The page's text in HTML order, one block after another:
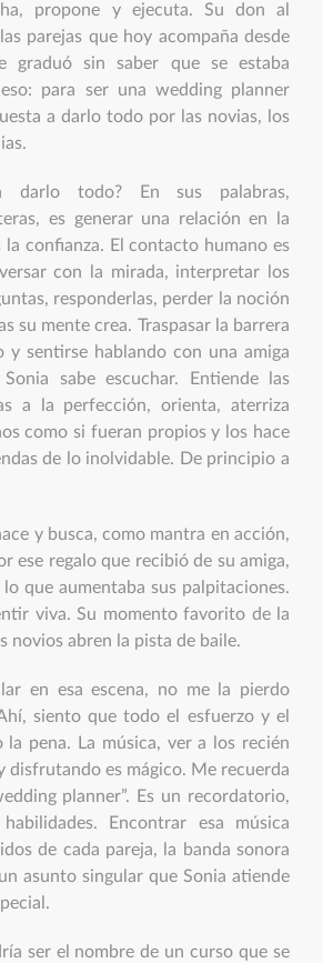
propone y ejecuta. Su don al
parejas que hoy acompaña desde
graduó sin saber que se estaba
para ser una wedding planner
a darlo todo por las novias, los
darlo todo? En sus palabras,
es generar una relación en la
la confianza. El contacto humano es
con la mirada, interpretar los
responderlas, perder la noción
su mente crea. Traspasar la barrera
y sentirse hablando con una amiga
sabe escuchar. Entiende las
a la perfección, orienta, aterriza
como si fueran propios y los hace
de lo inolvidable. De principio a
y busca, como mantra en acción,
ese regalo que recibió de su amiga,
que aumentaba sus palpitaciones.
viva. Su momento favorito de la
novios abren la pista de baile.
en esa escena, no me la pierdo
siento que todo el esfuerzo y el
pena. La música, ver a los recién
disfrutando es mágico. Me recuerda
planner”. Es un recordatorio,
Encontrar esa música
de cada pareja, la banda sonora
asunto singular que Sonia atiende
ser el nombre de un curso que se